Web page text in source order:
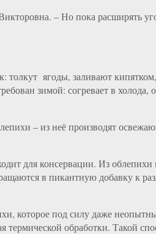
– Но пока
ягоды, заливают
зимой: согревает в
– из неё производят
для консервации. Из
в пикантную добавку к
которое под силу даже
термической обработки. Такой